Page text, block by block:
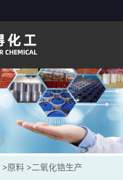
>原料 >二氧化锆生产